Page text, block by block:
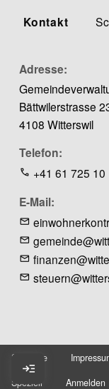
read_more
Kontakt
Adresse
Bättwilerstrasse
4108 Witterswil
Telefon
+41 61 725 10
E-Mail
Fusszeile
Startseite
Benutzermenü
Speziell Anmelden